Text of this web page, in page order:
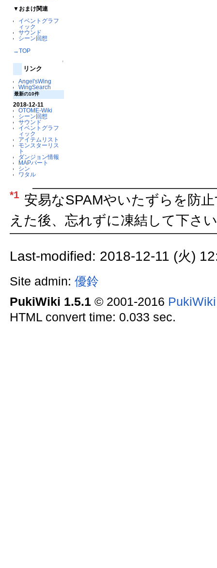
▼おまけ関連
イベントグラフ
ィック
サウンド
シーン回想
→TOP
↑
リンク
Angel'sWing
WingSearch
最新の10件
2018-12-11
OTOME-Wiki
シーン回想
サウンド
イベントグラフ
ィック
アイテムリスト
モンスターリス
ト
ダンジョン情報
MAPパート
シン
ワタル
*1 安易なSPAMやいたずらを防
えた後、忘れずに凍結して下さ
Last-modified: 2018-12-11 (火)
Site admin: 優鈴
PukiWiki 1.5.1© 2001-2016
HTML convert time: 0.033 sec.